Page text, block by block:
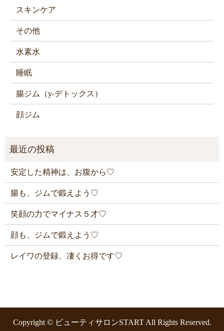
スキンケア
その他
水素水
睡眠
腸ジム（y-デトックス）
顔ジム
安定した精神は、お腹から♡
腸も、ジムで鍛えよう♡
笑顔の力でマイナス５才♡
顔も、ジムで鍛えよう♡
レイワの登録、凄くお得です♡
Copyright © ビューティサロンSTART All Rights Reserved.